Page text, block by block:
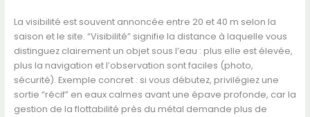
La visibilité est souvent annoncée entre 20 et 40 m selon la
saison et le site. “Visibilité” signifie la distance à laquelle vous
distinguez clairement un objet sous l’eau : plus elle est élevée,
plus la navigation et l’observation sont faciles (photo,
sécurité). Exemple concret : si vous débutez, privilégiez une
sortie “récif” en eaux calmes avant une épave profonde, car la
gestion de la flottabilité près du métal demande plus de